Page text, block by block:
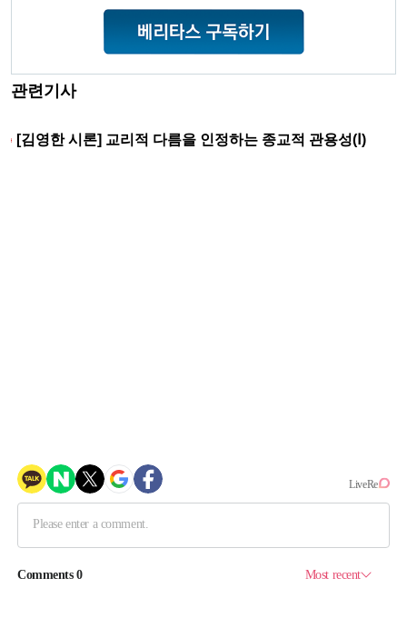
관련기사
[김영한 시론] 교리적 다름을 인정하는 종교적 관용성(Ⅰ)